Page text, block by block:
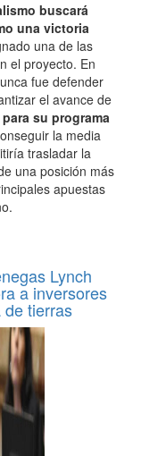
buscará
una victoria
una de las
el proyecto. En
fue defender
el avance de
su programa
la media
trasladar la
una posición más
apuestas
Lynch
a inversores
tierras